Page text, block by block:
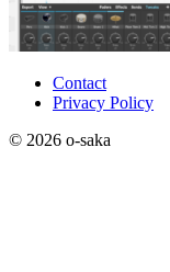
Contact
Privacy Policy
© 2026 o-saka